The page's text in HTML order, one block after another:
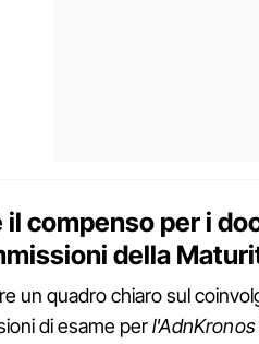
il compenso per i
della
un quadro chiaro sul
di esame perl'AdnKronos